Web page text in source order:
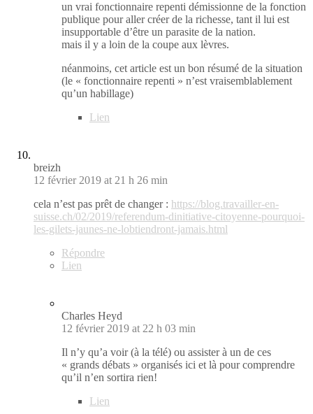
un vrai fonctionnaire repenti démissionne de la fonction
publique pour aller créer de la richesse, tant il lui est
insupportable d’être un parasite de la nation.
mais il y a loin de la coupe aux lèvres.
néanmoins, cet article est un bon résumé de la situation
(le « fonctionnaire repenti » n’est vraisemblablement
qu’un habillage)
Lien
breizh
12 février 2019 at 21 h 26 min
cela n’est pas prêt de changer : https://blog.travailler-en-
suisse.ch/02/2019/referendum-dinitiative-citoyenne-pourquoi-
les-gilets-jaunes-ne-lobtiendront-jamais.html
Répondre
Lien
Charles Heyd
12 février 2019 at 22 h 03 min
Il n’y qu’a voir (à la télé) ou assister à un de ces
« grands débats » organisés ici et là pour comprendre
qu’il n’en sortira rien!
Lien